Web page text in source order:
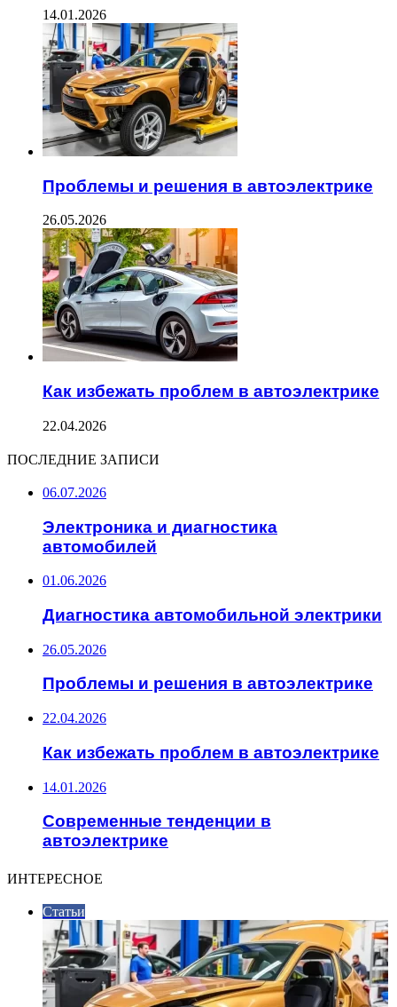
14.01.2026
Проблемы и решения в автоэлектрике
26.05.2026
Как избежать проблем в автоэлектрике
22.04.2026
ПОСЛЕДНИЕ ЗАПИСИ
06.07.2026
Электроника и диагностика
автомобилей
01.06.2026
Диагностика автомобильной электрики
26.05.2026
Проблемы и решения в автоэлектрике
22.04.2026
Как избежать проблем в автоэлектрике
14.01.2026
Современные тенденции в
автоэлектрике
ИНТЕРЕСНОЕ
Статьи